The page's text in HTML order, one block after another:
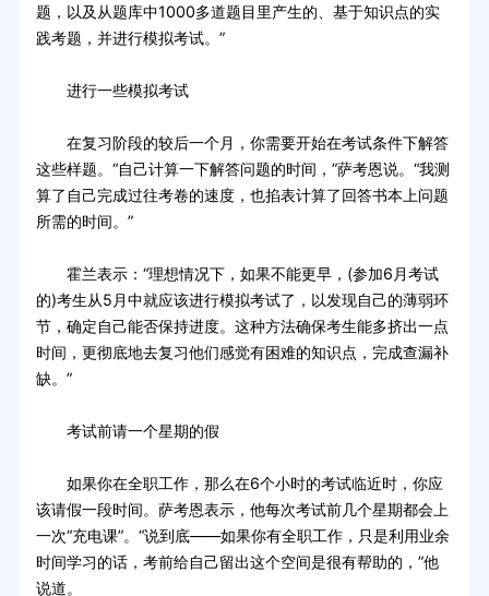
题，以及从题库中1000多道题目里产生的、基于知识点的实
践考题，并进行模拟考试。”
进行一些模拟考试
在复习阶段的较后一个月，你需要开始在考试条件下解答
这些样题。“自己计算一下解答问题的时间，”萨考恩说。“我测
算了自己完成过往考卷的速度，也掐表计算了回答书本上问题
所需的时间。”
霍兰表示：“理想情况下，如果不能更早，(参加6月考试
的)考生从5月中就应该进行模拟考试了，以发现自己的薄弱环
节，确定自己能否保持进度。这种方法确保考生能多挤出一点
时间，更彻底地去复习他们感觉有困难的知识点，完成查漏补
缺。”
考试前请一个星期的假
如果你在全职工作，那么在6个小时的考试临近时，你应
该请假一段时间。萨考恩表示，他每次考试前几个星期都会上
一次“充电课”。“说到底——如果你有全职工作，只是利用业余
时间学习的话，考前给自己留出这个空间是很有帮助的，”他
说道。